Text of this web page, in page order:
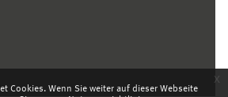
Cookies. Wenn Sie weiter auf dieser Webseite
x